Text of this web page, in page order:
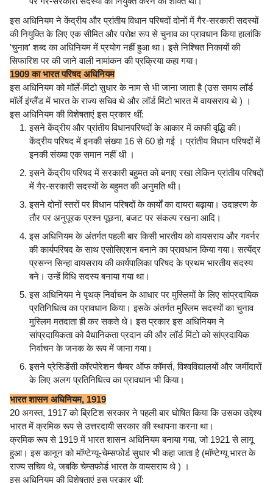
इस अधिनियम ने केंद्रीय और प्रांतीय विधान परिषदों दोनों में गैर-सरकारी सदस्यों
की नियुक्ति के लिए एक सीमित और परोक्ष रूप से चुनाव का प्रावधान किया हालांकि
'चुनाव' शब्द का अधिनियम में प्रयोग नहीं हुआ था। इसे निश्चित निकायों की
सिफारिश पर की जाने वाली नामांकन की प्रक्रिया कहा गया।
1909 का भारत परिषद अधिनियम
इस अधिनियम को मॉर्ले-मिंटो सुधार के नाम से भी जाना जाता है (उस समय लॉर्ड
मॉर्ले इंग्लैंड में भारत के राज्य सचिव थे और लॉर्ड मिंटो भारत में वायसराय थे ) ।
इस अधिनियम की विशेषताएं इस प्रकार थीं:
इसने केंद्रीय और प्रांतीय विधानपरिषदों के आकार में काफी वृद्धि की।
केंद्रीय परिषद में इनकी संख्या 16 से 60 हो गई । प्रांतीय विधान परिषदों में
इनकी संख्या एक समान नहीं थी ।
इसने केंद्रीय परिषद में सरकारी बहुमत को बनाए रखा लेकिन प्रांतीय परिषदों
में गैर-सरकारी सदस्यों के बहुमत की अनुमति थी।
इसने दोनों स्तरों पर विधान परिषदों के कार्यों का दायरा बढ़ाया। उदाहरण के
तौर पर अनुपूरक प्रश्न पूछना, बजट पर संकल्प रखना आदि।
इस अधिनियम के अंतर्गत पहली बार किसी भारतीय को वायसराय और गवर्नर
की कार्यपरिषद के साथ एसोसिएशन बनाने का प्रावधान किया गया। सत्येंद्र
प्रसन्न सिन्हा वायसराय की कार्यपालिका परिषद के प्रथम भारतीय सदस्य
बने। उन्हें विधि सदस्य बनाया गया था।
इस अधिनियम ने पृथक् निर्वाचन के आधार पर मुस्लिमों के लिए सांप्रदायिक
प्रतिनिधित्व का प्रावधान किया। इसके अंतर्गत मुस्लिम सदस्यों का चुनाव
मुस्लिम मतदाता ही कर सकते थे। इस प्रकार इस अधिनियम ने
सांप्रदायिकता को वैधानिकता प्रदान की और लॉर्ड मिंटो को सांप्रदायिक
निर्वाचन के जनक के रूप में जाना गया।
इसने प्रेसिडेंसी कॉरपोरेशन चैम्बर ऑफ कॉमर्स, विश्वविद्यालयों और जमींदारों
के लिए अलग प्रतिनिधित्व का प्रावधान भी किया।
भारत शासन अधिनियम, 1919
20 अगस्त, 1917 को ब्रिटिश सरकार ने पहली बार घोषित किया कि उसका उद्देश्य
भारत में क्रमिक रूप से उत्तरदायी सरकार की स्थापना करना था।
क्रमिक रूप से 1919 में भारत शासन अधिनियम बनाया गया, जो 1921 से लागू
हुआ। इस कानून को मॉण्टेग्यू-चेम्सफोर्ड सुधार भी कहा जाता है (मॉण्टेग्यू भारत के
राज्य सचिव थे, जबकि चेम्सफोर्ड भारत के वायसराय थे ) ।
इस अधिनियम की विशेषताएं इस प्रकार थीं: